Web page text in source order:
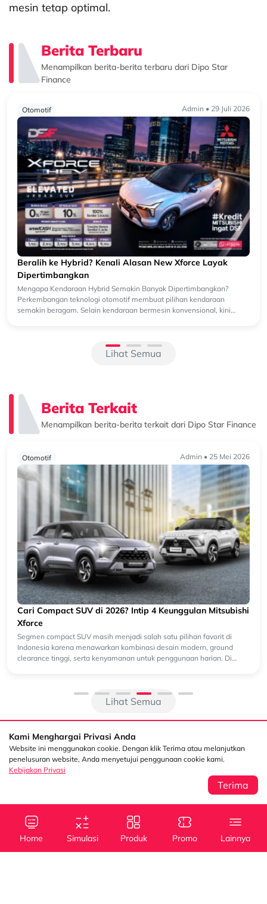
mesin tetap optimal.
Berita Terbaru
Menampilkan berita-berita terbaru dari Dipo Star
Finance
Otomotif Admin • 29 Juli 2026
Beralih ke Hybrid? Kenali Alasan New Xforce Layak
Dipertimbangkan
Mengapa Kendaraan Hybrid Semakin Banyak Dipertimbangkan?
Perkembangan teknologi otomotif membuat pilihan kendaraan
semakin beragam. Selain kendaraan bermesin konvensional, kini
Lihat Semua
Berita Terkait
Menampilkan berita-berita terkait dari Dipo Star Finance
Otomotif Admin • 25 Mei 2026
Cari Compact SUV di 2026? Intip 4 Keunggulan Mitsubishi
Xforce
Segmen compact SUV masih menjadi salah satu pilihan favorit di
Indonesia karena menawarkan kombinasi desain modern, ground
clearance tinggi, serta kenyamanan untuk penggunaan harian. Di
Lihat Semua
Kami Menghargai Privasi Anda
Website ini menggunakan cookie. Dengan klik Terima atau melanjutkan
penelusuran website, Anda menyetujui penggunaan cookie kami.
Kebijakan Privasi
Terima
Sentral Senayan 2,
3rd Floor Jl. Asia
Afrika No. 8 Senayan
Home Simulasi Produk Promo Lainnya